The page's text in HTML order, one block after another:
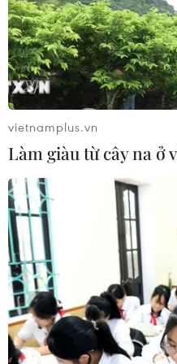
Tiếp tục
ngũ cán bộ đủ phẩm
uy tín
hội nhập quốc tế đạt
quan trọng
01/08/2026 12:20
Bảo đảm
điều kiện thi hành để
trị vận hành thông suốt
01/08/2026 06:54
vietnamplus.vn
Làm giàu từ cây na ở